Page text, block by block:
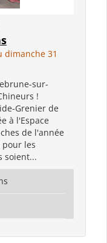
dimanche 31
sur-
!
Grenier de
à l'Espace
de l'année
les
soient...